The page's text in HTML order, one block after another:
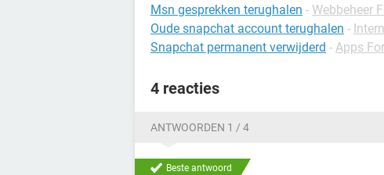
Msn gesprekken terughalen - Webbeheer
Oude snapchat account terughalen -
Snapchat permanent verwijderd - Apps
4 reacties
ANTWOORDEN 1 / 4
Beste antwoord